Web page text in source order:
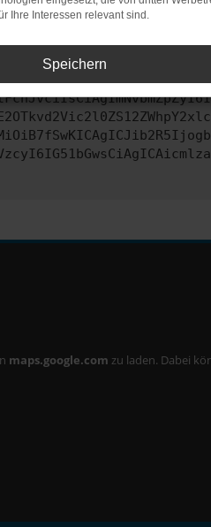
versucht hast, kontaktiere
maps.google.com zu laden. Dabei
Ihre Interessen relevant sind.
Speichern